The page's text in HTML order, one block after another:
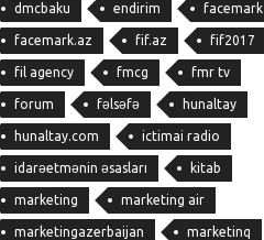
dmcbaku endirim facemark
facemark.az fif.az fif2017
fil agency fmcg fmr tv
forum fəlsəfə hunaltay
hunaltay.com ictimai radio
idarəetmənin əsasları kitab
marketing marketing air
marketingazerbaijan marketinq